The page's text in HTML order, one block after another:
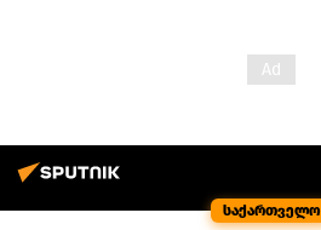
საქართველო